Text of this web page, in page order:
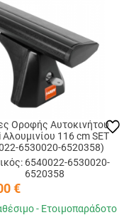
Οροφής Αυτοκινήτου
Αλουμινίου 116 cm SET
6530020-6520358)
6540022-6530020-
6520358
€
- Ετοιμοπαράδοτο